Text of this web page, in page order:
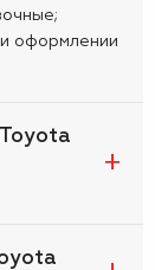
оформлении